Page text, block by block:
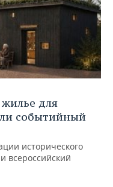
для
событийный
исторического
всероссийский